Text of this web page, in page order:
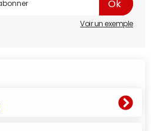
Voir un exemple